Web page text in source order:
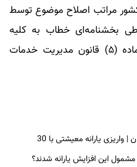
مراتب اصلاح موضوع توسط
بخشنامه‌ای خطاب به کلیه
دستگاه‌های اجرایی مشمول ماده (۵) قانون مدیریت خدمات
پرداخت کالابرگ برای مادران | واریزی یارانه معیشتی با 30
این افزایش یارانه شدند؟